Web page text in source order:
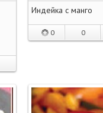
Индейка с манго
0 0